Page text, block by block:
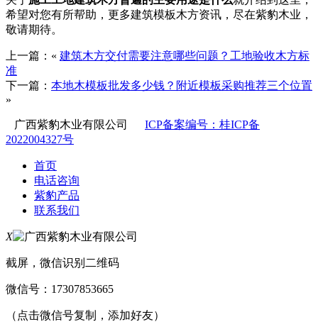
希望对您有所帮助，更多建筑模板木方资讯，尽在紫豹木业，
敬请期待。
上一篇：« 建筑木方交付需要注意哪些问题？工地验收木方标
准
下一篇： 本地木模板批发多少钱？附近模板采购推荐三个位置
»
广西紫豹木业有限公司 ICP备案编号：桂ICP备
2022004327号
首页
电话咨询
紫豹产品
联系我们
X
截屏，微信识别二维码
微信号： 17307853665
（点击微信号复制，添加好友）